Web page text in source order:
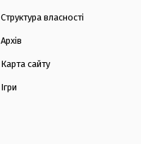
Структура власності
Архів
Карта сайту
Ігри